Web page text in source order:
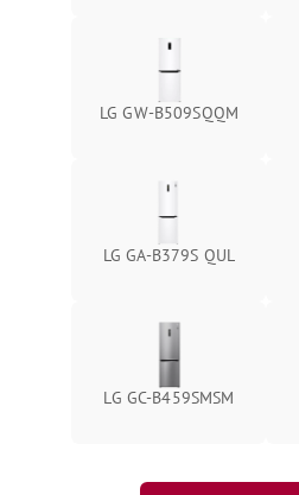
LG GW-B509SQQM
LG GA-B379S QUL
LG GC-B459SMSM